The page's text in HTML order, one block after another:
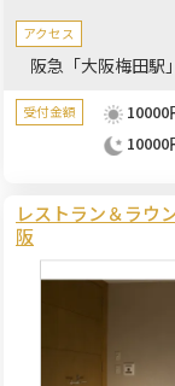
アクセス
阪急「大阪梅田駅
受付金額
10000
10000
レストラン＆ラウ
阪